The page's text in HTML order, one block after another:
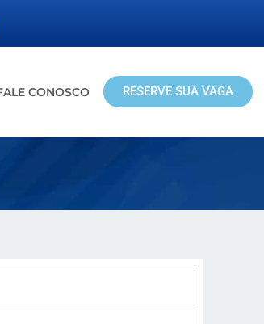
CONOSCO RESERVE SUA VAGA